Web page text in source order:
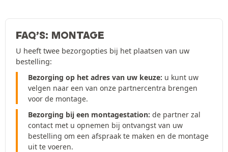
FAQ’S: MONTAGE
U heeft twee bezorgopties bij het plaatsen van uw
bestelling:
Bezorging op het adres van uw keuze: u kunt uw
velgen naar een van onze partnercentra brengen
voor de montage.
Bezorging bij een montagestation: de partner zal
contact met u opnemen bij ontvangst van uw
bestelling om een afspraak te maken en de montage
uit te voeren.